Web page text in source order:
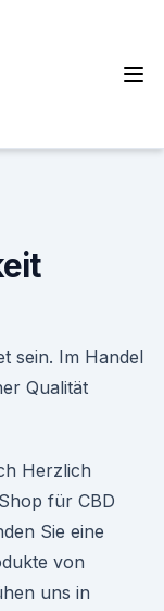
sein. Im Handel
Qualität
Herzlich
für CBD
Sie eine
von
uns in